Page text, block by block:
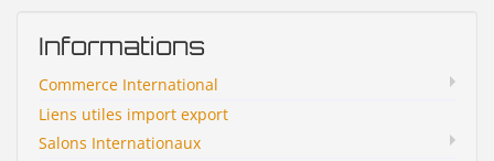
Informations
Commerce International
Liens utiles import export
Salons Internationaux